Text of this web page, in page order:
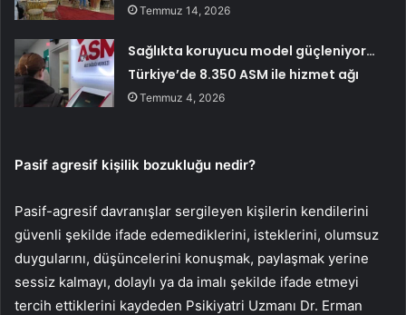
Temmuz 14, 2026
Sağlıkta koruyucu model güçleniyor…
Türkiye’de 8.350 ASM ile hizmet ağı
Temmuz 4, 2026
Pasif agresif kişilik bozukluğu nedir?
Pasif-agresif davranışlar sergileyen kişilerin kendilerini
güvenli şekilde ifade edemediklerini, isteklerini, olumsuz
duygularını, düşüncelerini konuşmak, paylaşmak yerine
sessiz kalmayı, dolaylı ya da imalı şekilde ifade etmeyi
tercih ettiklerini kaydeden Psikiyatri Uzmanı Dr. Erman